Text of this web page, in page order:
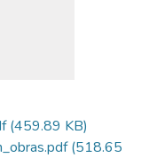
(459.89 KB)
(518.65